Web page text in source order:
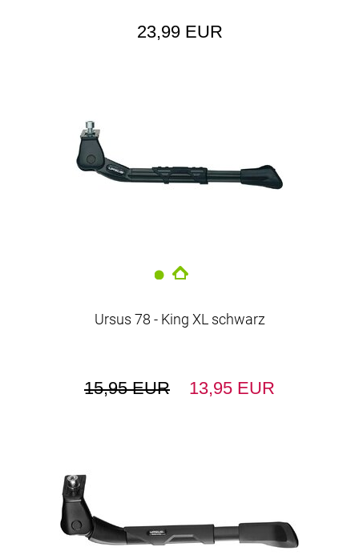
23,99 EUR
Ursus 78 - King XL schwarz
15,95 EUR 13,95 EUR